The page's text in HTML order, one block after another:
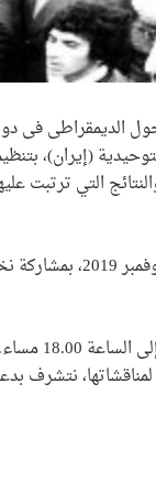
الديمقراطى فى
(إيران)،
وسيتم تنظيم الندوة خلال
نتشرف